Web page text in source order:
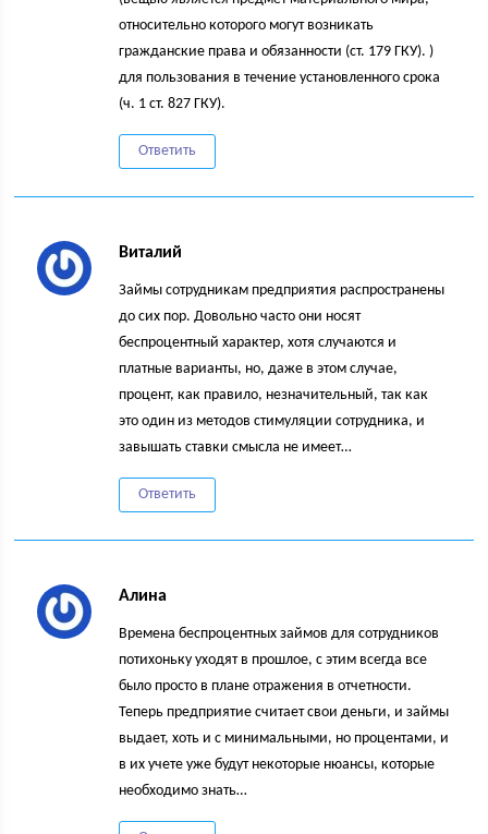
относительно которого могут возникать
гражданские права и обязанности (ст. 179 ГКУ). )
для пользования в течение установленного срока
(ч. 1 ст. 827 ГКУ).
Ответить
Виталий
Займы сотрудникам предприятия распространены
до сих пор. Довольно часто они носят
беспроцентный характер, хотя случаются и
платные варианты, но, даже в этом случае,
процент, как правило, незначительный, так как
это один из методов стимуляции сотрудника, и
завышать ставки смысла не имеет…
Ответить
Алина
Времена беспроцентных займов для сотрудников
потихоньку уходят в прошлое, с этим всегда все
было просто в плане отражения в отчетности.
Теперь предприятие считает свои деньги, и займы
выдает, хоть и с минимальными, но процентами, и
в их учете уже будут некоторые нюансы, которые
необходимо знать…